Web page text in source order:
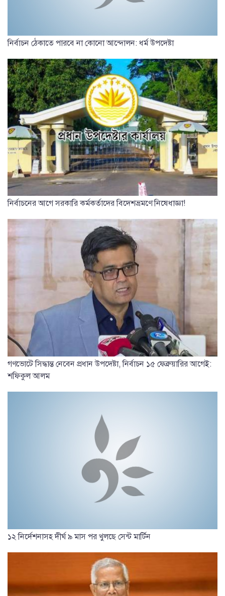
নির্বাচন ঠেকাতে পারবে না কোনো আন্দোলন: ধর্ম উপদেষ্টা
নির্বাচনের আগে সরকারি কর্মকর্তাদের বিদেশভ্রমণে নিষেধাজ্ঞা!
গণভোটে সিদ্ধান্ত নেবেন প্রধান উপদেষ্টা, নির্বাচন ১৫ ফেব্রুয়ারির আগেই:
শফিকুল আলম
১২ নির্দেশনাসহ দীর্ঘ ৯ মাস পর খুলছে সেন্ট মার্টিন